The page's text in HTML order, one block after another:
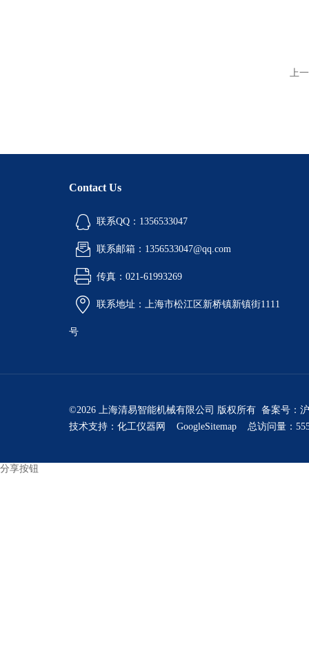
上
Contact Us
联系QQ：1356533047
联系邮箱：1356533047@qq.com
传真：021-61993269
联系地址：上海市松江区新桥镇新镇街1111
号
©2026 上海清易智能机械有限公司 版权所有 备案号：
技术支持： 化工仪器网 GoogleSitemap 总访问量：
分享按钮